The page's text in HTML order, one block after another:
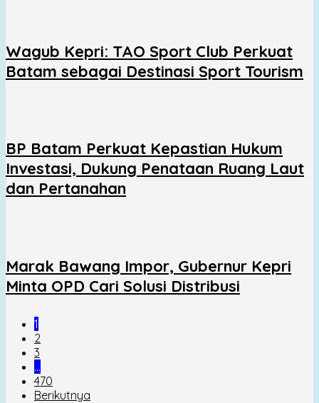
Wagub Kepri: TAO Sport Club Perkuat
Batam sebagai Destinasi Sport Tourism
BP Batam Perkuat Kepastian Hukum
Investasi, Dukung Penataan Ruang Laut
dan Pertanahan
Marak Bawang Impor, Gubernur Kepri
Minta OPD Cari Solusi Distribusi
1
2
3
…
470
Berikutnya